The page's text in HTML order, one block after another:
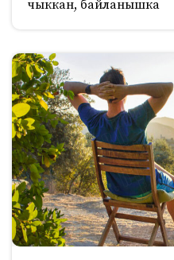
чыккан, байланышка